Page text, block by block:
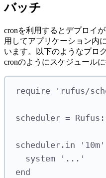
バッチ
cronを利用するとデプロイが
用してアプリケーション内
います。以下のようなプロ
cronのようにスケジュール
require ' rufus/
scheduler = Rufus
scheduler . in ' 10m '
system
' ... '
end